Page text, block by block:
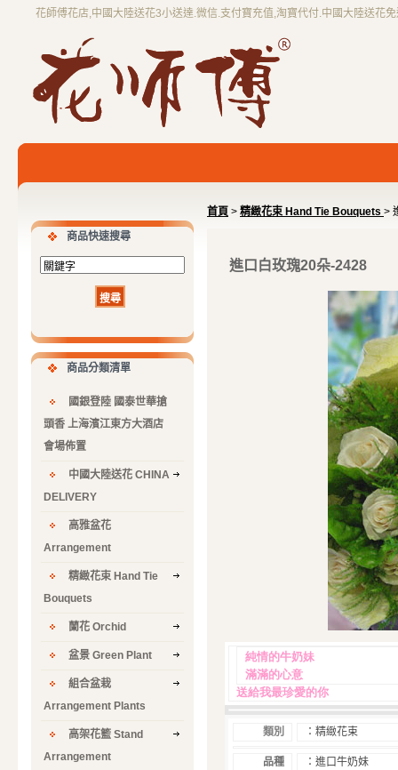
花師傅花店,中國大陸送花3小送達.微信.支付寶充值,淘寶代付.中國大陸送花
商品快速搜尋
商品分類清單
國銀登陸 國泰世華搶
頭香 上海濱江東方大酒店
會場佈置
中國大陸送花 CHINA
DELIVERY
高雅盆花
Arrangement
精緻花束 Hand Tie
Bouquets
蘭花 Orchid
盆景 Green Plant
組合盆栽
Arrangement Plants
高架花籃 Stand
Arrangement
首頁 > 精緻花束 Hand Tie Bouquets >
進口白玫瑰20朵-2428
純情的牛奶妹
滿滿的心意
送給我最珍愛的你
類別 ：精緻花束
品種 ：進口牛奶妹